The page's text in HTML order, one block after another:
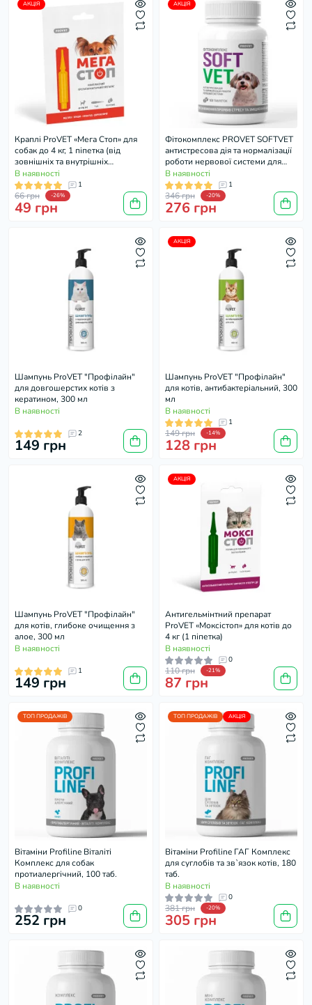
АКЦІЯ
Краплі ProVET «Мега Стоп» для
собак до 4 кг, 1 піпетка (від
зовнішніх та внутрішніх
паразитів)
В наявності
1
66 грн -26%
49 грн
АКЦІЯ
Фітокомплекс PROVET SOFTVET
антистресова дія та нормалізації
роботи нервової системи для
собак 100 таб
В наявності
1
346 грн -20%
276 грн
Шампунь ProVET "Профілайн"
для довгошерстих котів з
кератином, 300 мл
В наявності
2
149 грн
АКЦІЯ
Шампунь ProVET "Профілайн"
для котів, антибактеріальний, 300
мл
В наявності
1
149 грн -14%
128 грн
Шампунь ProVET "Профілайн"
для котів, глибоке очищення з
алое, 300 мл
В наявності
1
149 грн
АКЦІЯ
Антигельмінтний препарат
ProVET «Моксістоп» для котів до
4 кг (1 піпетка)
В наявності
0
110 грн -21%
87 грн
ТОП ПРОДАЖІВ
Вітаміни Profiline Віталіті
Комплекс для собак
протиалергічний, 100 таб.
В наявності
0
252 грн
ТОП ПРОДАЖІВ АКЦІЯ
Вітаміни Profiline ГАГ Комплекс
для суглобів та зв`язок котів, 180
таб.
В наявності
0
381 грн -20%
305 грн